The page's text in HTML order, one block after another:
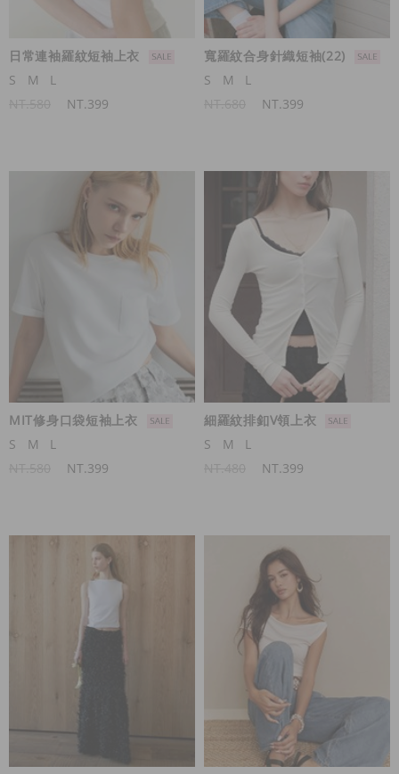
日常連袖羅紋短袖上衣
S
M
L
NT.399
寬羅紋合身針織短袖(22)
S
M
L
NT.399
MIT修身口袋短袖上衣
S
M
L
NT.399
細羅紋排釦V領上衣
S
M
L
NT.399